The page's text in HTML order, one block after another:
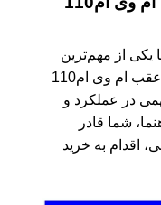
یکی از مهم‌ترین
قطعات یدکی خودرو، یعنی طاقچه عقب ام وی ام110
در عملکرد و
شما قادر
اقدام به خرید